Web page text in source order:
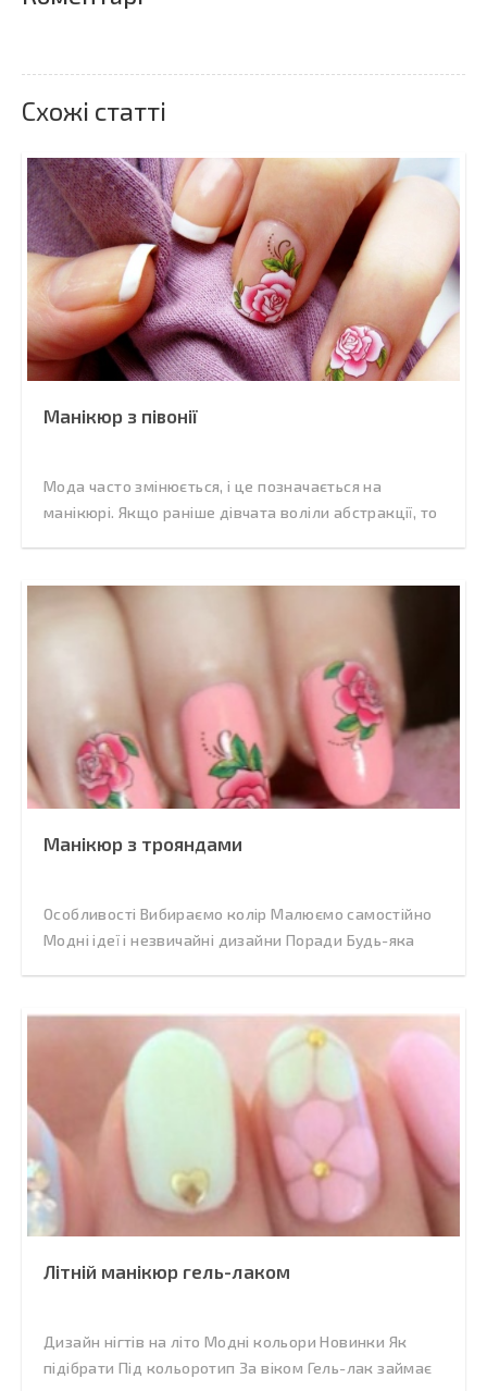
Схожі статті
Манікюр з півонії
Мода часто змінюється, і це позначається на
манікюрі. Якщо раніше дівчата воліли абстракції, то
Манікюр з трояндами
Особливості Вибираємо колір Малюємо самостійно
Модні ідеї і незвичайні дизайни Поради Будь-яка
Літній манікюр гель-лаком
Дизайн нігтів на літо Модні кольори Новинки Як
підібрати Під кольоротип За віком Гель-лак займає